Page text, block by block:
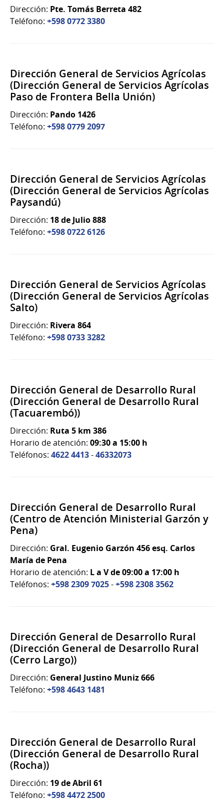
Dirección: Pte. Tomás Berreta 482
Teléfono: +598 0772 3380
Dirección General de Servicios Agrícolas
(Dirección General de Servicios Agrícolas
Paso de Frontera Bella Unión)
Dirección: Pando 1426
Teléfono: +598 0779 2097
Dirección General de Servicios Agrícolas
(Dirección General de Servicios Agrícolas
Paysandú)
Dirección: 18 de Julio 888
Teléfono: +598 0722 6126
Dirección General de Servicios Agrícolas
(Dirección General de Servicios Agrícolas
Salto)
Dirección: Rivera 864
Teléfono: +598 0733 3282
Dirección General de Desarrollo Rural
(Dirección General de Desarrollo Rural
(Tacuarembó))
Dirección: Ruta 5 km 386
Horario de atención: 09:30 a 15:00 h
Teléfonos: 4622 4413-46332073
Dirección General de Desarrollo Rural
(Centro de Atención Ministerial Garzón y
Pena)
Dirección: Gral. Eugenio Garzón 456 esq. Carlos
María de Pena
Horario de atención: L a V de 09:00 a 17:00 h
Teléfonos: +598 2309 7025-+598 2308 3562
Dirección General de Desarrollo Rural
(Dirección General de Desarrollo Rural
(Cerro Largo))
Dirección: General Justino Muniz 666
Teléfono: +598 4643 1481
Dirección General de Desarrollo Rural
(Dirección General de Desarrollo Rural
(Rocha))
Dirección: 19 de Abril 61
Teléfono: +598 4472 2500